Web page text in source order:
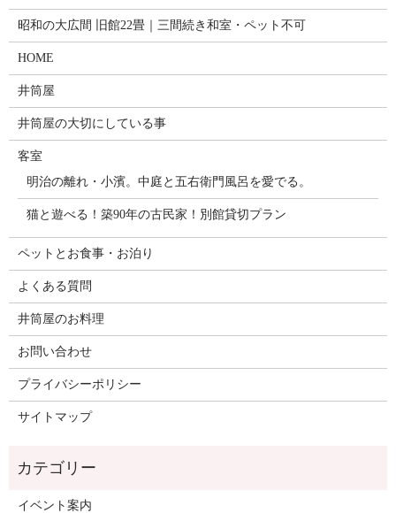
昭和の大広間 旧館22畳｜三間続き和室・ペット不可
HOME
井筒屋
井筒屋の大切にしている事
客室
明治の離れ・小濱。中庭と五右衛門風呂を愛でる。
猫と遊べる！築90年の古民家！別館貸切プラン
ペットとお食事・お泊り
よくある質問
井筒屋のお料理
お問い合わせ
プライバシーポリシー
サイトマップ
イベント案内